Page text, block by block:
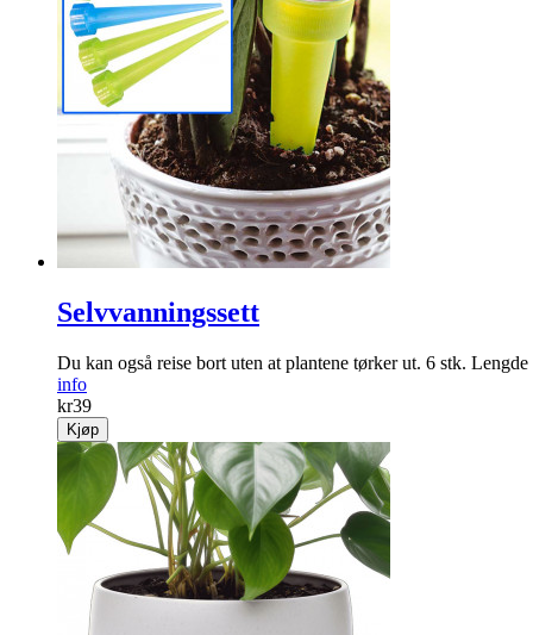
Selvvanningssett
Du kan også reise bort uten at plantene tørker ut. 6 stk.
info
kr39
Kjøp